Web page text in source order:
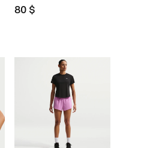
80 $